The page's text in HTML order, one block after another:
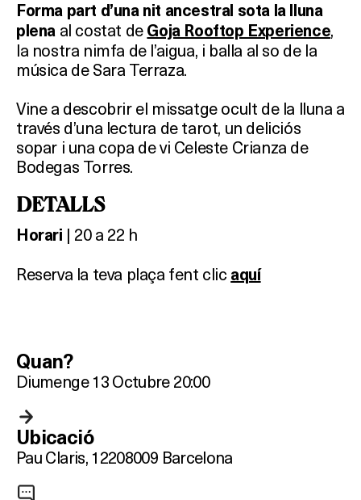
Forma part d’una nit ancestral sota la lluna
plena al costat de Goja Rooftop Experience,
la nostra nimfa de l’aigua, i balla al so de la
música de Sara Terraza.
Vine a descobrir el missatge ocult de la lluna a
través d’una lectura de tarot, un deliciós
sopar i una copa de vi Celeste Crianza de
Bodegas Torres.
DETALLS
Horari | 20 a 22 h
Reserva la teva plaça fent clic aquí
Quan?
Diumenge 13 Octubre 20:00
Ubicació
Pau Claris, 12208009 Barcelona